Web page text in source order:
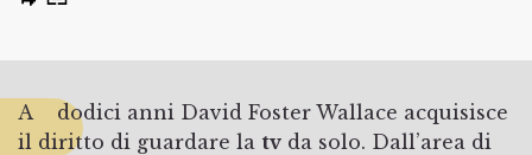
A dodici anni David Foster Wallace acquisisce
il diritto di guardare la tv da solo. Dall’area di